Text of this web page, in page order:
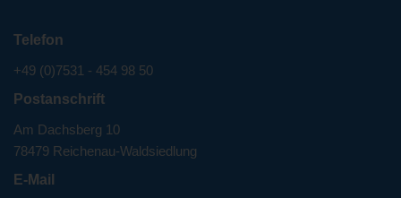
Telefon
+49 (0)7531 - 454 98 50
Postanschrift
Am Dachsberg 10
78479 Reichenau-Waldsiedlung
E-Mail